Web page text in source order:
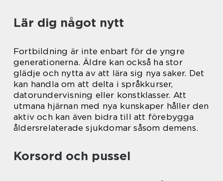
Lär dig något nytt
Fortbildning är inte enbart för de yngre
generationerna. Äldre kan också ha stor
glädje och nytta av att lära sig nya saker. Det
kan handla om att delta i språkkurser,
datorundervisning eller konstklasser. Att
utmana hjärnan med nya kunskaper håller den
aktiv och kan även bidra till att förebygga
åldersrelaterade sjukdomar såsom demens.
Korsord och pussel